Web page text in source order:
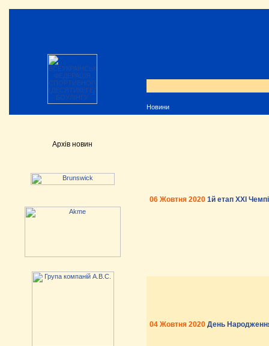
Новини
Архів новин
06 Жовтня 2020 1й етап XXI
04 Жовтня 2020 День